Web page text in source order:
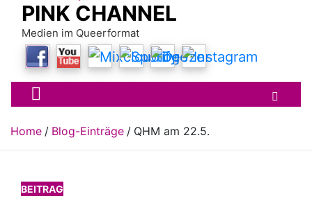
PINK CHANNEL
Medien im Queerformat
Home Blog-Einträge QHM am 22.5.
BEITRAG